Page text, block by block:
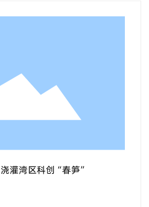
灌湾区科创“春笋”